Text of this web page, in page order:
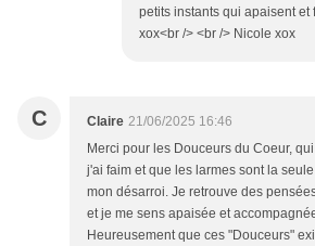
petits instants qui apaisent et
xox<br /> <br /> Nicole xox
C Claire 21/06/2025 16:46
Merci pour les Douceurs du Coeur,
j'ai faim et que les larmes sont la
mon désarroi. Je retrouve des
et je me sens apaisée et
Heureusement que ces "Douceurs"